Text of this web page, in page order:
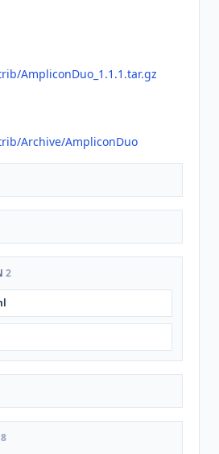
AmpliconDuo_1.1.1.tar.gz
Archive/AmpliconDuo
2